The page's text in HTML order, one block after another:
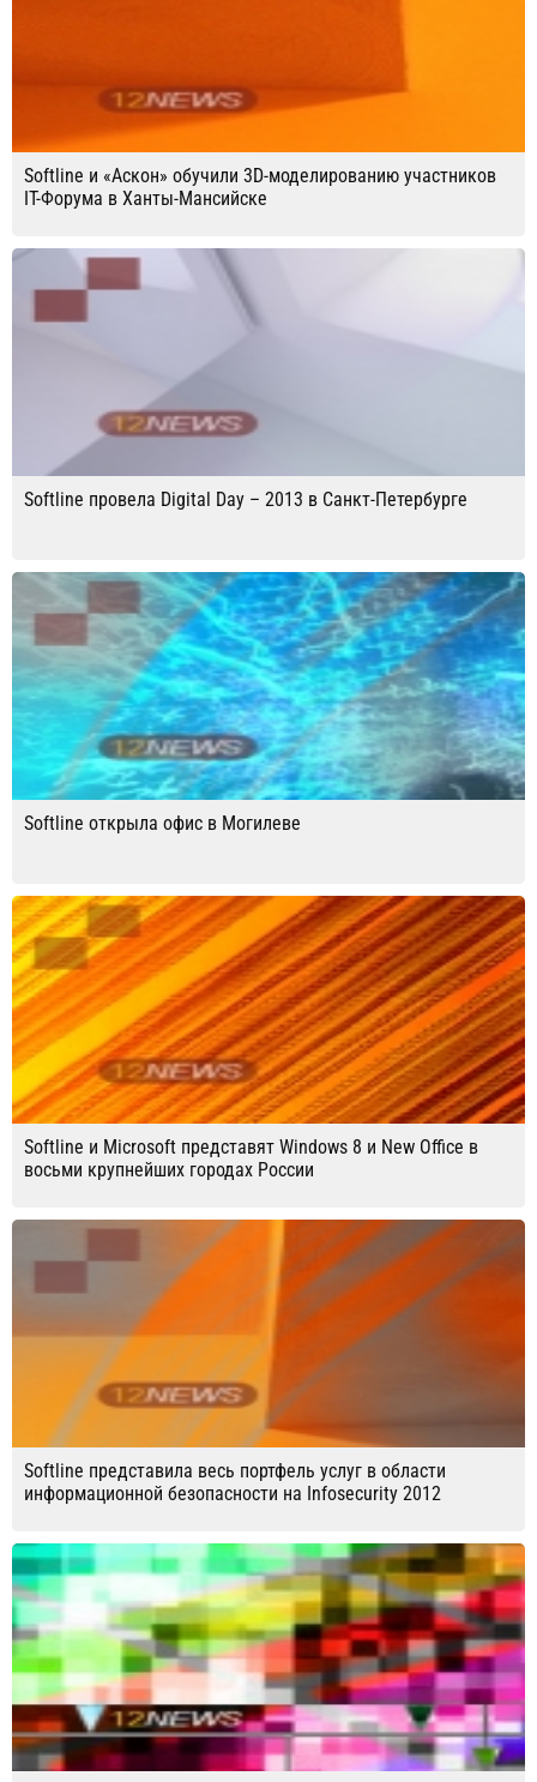
Softline и «Аскон» обучили 3D-моделированию участников
IT-Форума в Ханты-Мансийске
Softline провела Digital Day – 2013 в Санкт-Петербурге
Softline открыла офис в Могилеве
Softline и Microsoft представят Windows 8 и New Office в
восьми крупнейших городах России
Softline представила весь портфель услуг в области
информационной безопасности на Infosecurity 2012